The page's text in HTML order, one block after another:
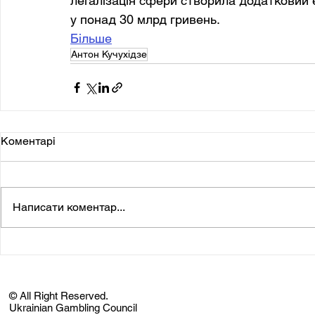
у понад 30 млрд гривень.
Більше
Антон Кучухідзе
Коментарі
Написати коментар...
© All Right Reserved.
Ukrainian Gambling Council